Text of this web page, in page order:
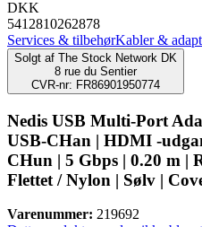
DKK
5412810262878
Services & tilbehørKabler &
Solgt af The Stock Network DK
8 rue du Sentier
CVR-nr: FR86901950774
Nedis USB Multi-Port
USB-CHan | HDMI -
CHun | 5 Gbps | 0.20 m |
Flettet / Nylon | Sølv |
Varenummer: 219692